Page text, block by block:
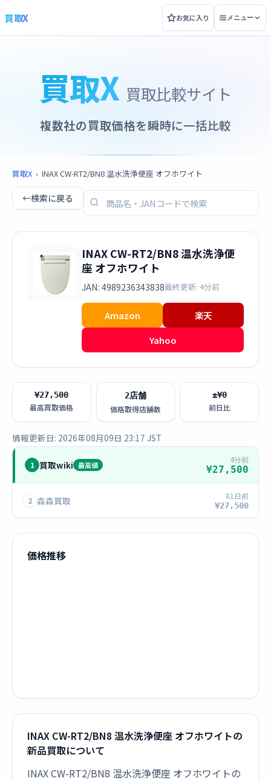
買取X お気に入り メニュー
買取X 買取比較サイト
複数社の買取価格を瞬時に一括比較
買取X › INAX CW-RT2/BN8 温水洗浄便座 オフホワイト
←検索に戻る
INAX CW-RT2/BN8 温水洗浄便
座 オフホワイト
JAN: 4989236343838最終更新: 4分前
Amazon
楽天
Yahoo
¥27,500
最高買取価格
2店舗
価格取得店舗数
±¥0
前日比
情報更新日: 2026年08月09日 23:17 JST
1 買取wiki 最高値
4分前
¥27,500
2 森森買取 81日前
¥27,500
価格推移
INAX CW-RT2/BN8 温水洗浄便座 オフホワイトの
新品買取について
INAX CW-RT2/BN8 温水洗浄便座 オフホワイトの